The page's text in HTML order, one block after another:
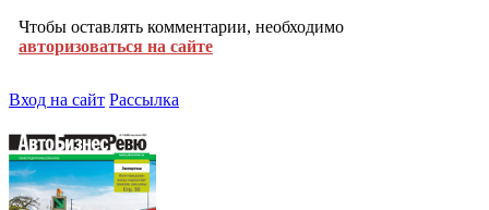
Чтобы оставлять комментарии, необходимо
авторизоваться на сайте
Вход на сайт Рассылка